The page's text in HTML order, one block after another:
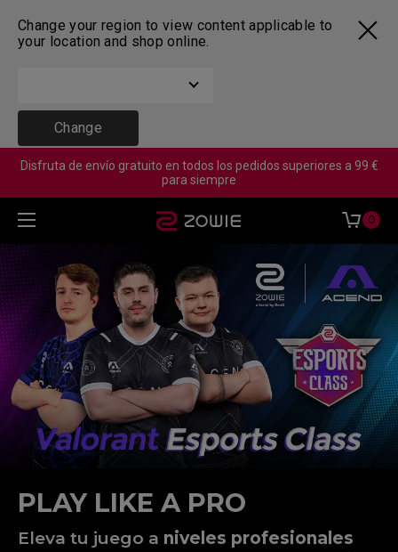
Change your region to view content applicable to
your location and shop online.
Change
Disfruta de envío gratuito en todos los pedidos superiores a 99 €
para siempre
0
PLAY LIKE A PRO
Eleva tu juego a niveles profesionales